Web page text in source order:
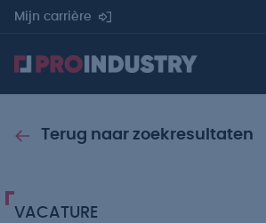
Mijn carrière
Terug naar zoekresultaten
VACATURE